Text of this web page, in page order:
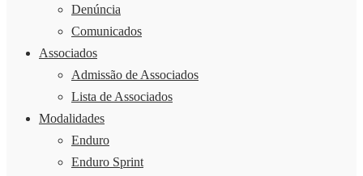
Denúncia
Comunicados
Associados
Admissão de Associados
Lista de Associados
Modalidades
Enduro
Enduro Sprint